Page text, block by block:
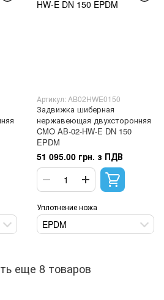
Артикул: AB02HWE0150
Задвижка шиберная
нержавеющая двухсторонняя
CMO AB-02-HW-E DN 150
EPDM
51 095.00 грн. з ПДВ
Уплотнение ножа
EPDM
еще 8 товаров